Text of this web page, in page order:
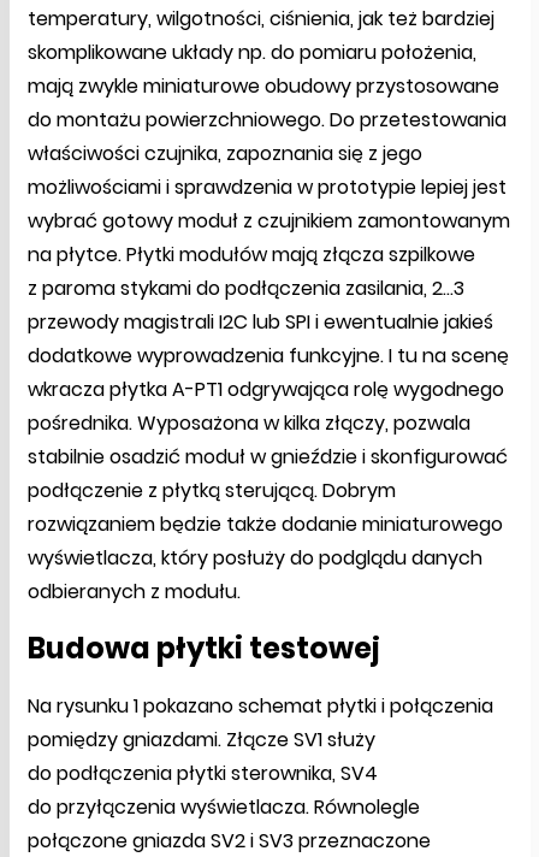
temperatury, wilgotności, ciśnienia, jak też bardziej
skomplikowane układy np. do pomiaru położenia,
mają zwykle miniaturowe obudowy przystosowane
do montażu powierzchniowego. Do przetestowania
właściwości czujnika, zapoznania się z jego
możliwościami i sprawdzenia w prototypie lepiej jest
wybrać gotowy moduł z czujnikiem zamontowanym
na płytce. Płytki modułów mają złącza szpilkowe
z paroma stykami do podłączenia zasilania, 2...3
przewody magistrali I2C lub SPI i ewentualnie jakieś
dodatkowe wyprowadzenia funkcyjne. I tu na scenę
wkracza płytka A-PT1 odgrywająca rolę wygodnego
pośrednika. Wyposażona w kilka złączy, pozwala
stabilnie osadzić moduł w gnieździe i skonfigurować
podłączenie z płytką sterującą. Dobrym
rozwiązaniem będzie także dodanie miniaturowego
wyświetlacza, który posłuży do podglądu danych
odbieranych z modułu.
Budowa płytki testowej
Na rysunku 1 pokazano schemat płytki i połączenia
pomiędzy gniazdami. Złącze SV1 służy
do podłączenia płytki sterownika, SV4
do przyłączenia wyświetlacza. Równolegle
połączone gniazda SV2 i SV3 przeznaczone